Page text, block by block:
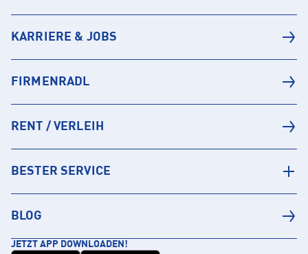
KARRIERE & JOBS
FIRMENRADL
RENT / VERLEIH
BESTER SERVICE
BLOG
JETZT APP DOWNLOADEN!